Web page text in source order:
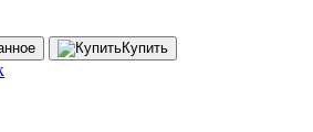
Купить